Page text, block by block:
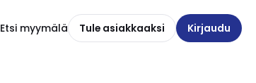
Etsi myymälä Tule asiakkaaksi Kirjaudu